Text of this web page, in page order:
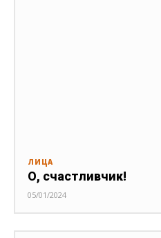
ЛИЦА
О, счастливчик!
05/01/2024